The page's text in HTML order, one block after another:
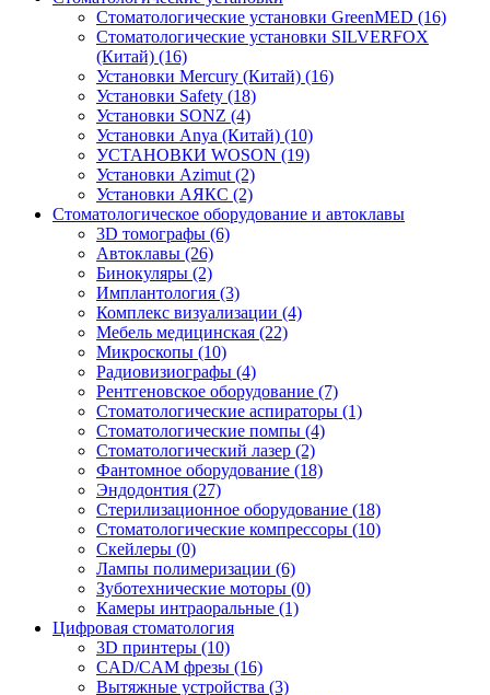
Стоматологические установки GreenMED (16)
Стоматологические установки SILVERFOX
(Китай) (16)
Установки Mercury (Китай) (16)
Установки Safety (18)
Установки SONZ (4)
Установки Anya (Китай) (10)
УСТАНОВКИ WOSON (19)
Установки Аzimut (2)
Установки АЯКС (2)
Стоматологическое оборудование и автоклавы
3D томографы (6)
Автоклавы (26)
Бинокуляры (2)
Имплантология (3)
Комплекс визуализации (4)
Мебель медицинская (22)
Микроскопы (10)
Радиовизиографы (4)
Рентгеновское оборудование (7)
Стоматологические аспираторы (1)
Стоматологические помпы (4)
Стоматологический лазер (2)
Фантомное оборудование (18)
Эндодонтия (27)
Стерилизационное оборудование (18)
Стоматологические компрессоры (10)
Скейлеры (0)
Лампы полимеризации (6)
Зуботехнические моторы (0)
Камеры интраоральные (1)
Цифровая стоматология
3D принтеры (10)
CAD/CAM фрезы (16)
Вытяжные устройства (3)